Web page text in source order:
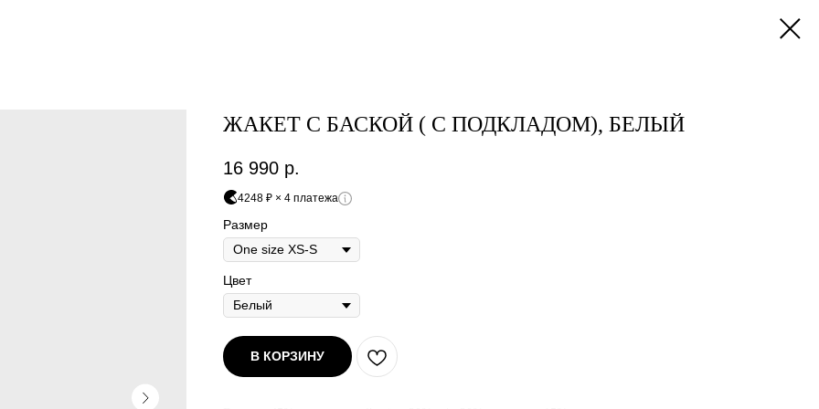
ЖАКЕТ С БАСКОЙ ( С ПОДКЛАДОМ), БЕЛЫЙ
16 990 р.
4248 ₽ × 4 платежа
Размер
Цвет
В КОРЗИНУ